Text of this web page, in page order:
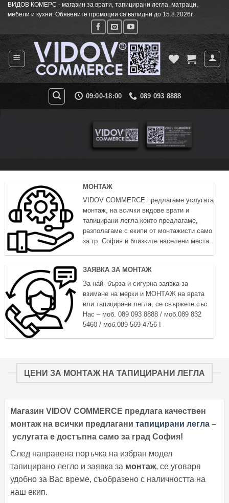
SkipВИДОВ КОМЕРС - магазин за врати, тапицирани легла, матраци,
мебели и кухни. Обявените промоции са валидни до 15.8.2026г.
09:00-18:00 089 093 8888
МОНТАЖ
VIDOV COMMERCE предлагаме услугата
монтаж, на всички видове врати и
тапицирани легла които предлагаме,
разполагаме с екипи от монтажисти само
за гр. София и близките населени места.
ЗАЯВКА ЗА МОНТАЖ
За най- бърза и сигурна заявка за
взимане на мерки и МОНТАЖ на врата
или тапицирани легла, се свържете със
Нас – моб. 089 093 8888 / моб.089 832
5460 / моб.089 569 4756 !
ЦЕНИ ЗА МОНТАЖ НА ТАПИЦИРАНИ ЛЕГЛА
Магазин VIDOV COMMERCE предлага качествен
монтаж на всички предлагани тапицирани легла–
услугата е достъпна само за град София!
След направена поръчка на избран модел
тапицирано легло и заявка за монтаж, се уговаря
удобно за Вас време, съобразено с наличността на
наш екип.